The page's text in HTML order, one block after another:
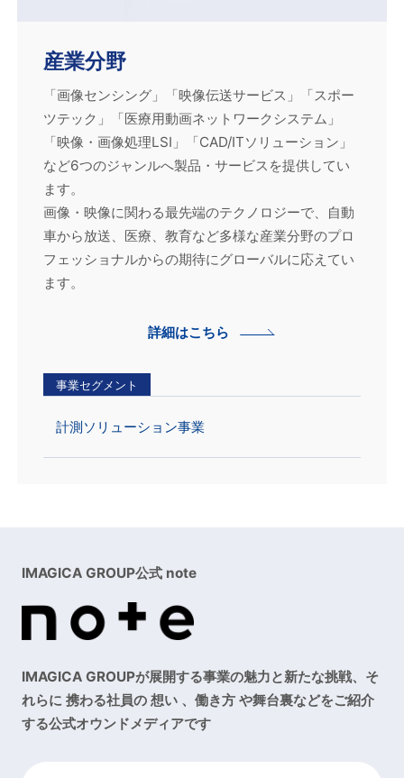
産業分野
「画像センシング」「映像伝送サービス」「スポー
ツテック」「医療用動画ネットワークシステム」
「映像・画像処理LSI」「CAD/ITソリューション」
など6つのジャンルへ製品・サービスを提供してい
ます。
画像・映像に関わる最先端のテクノロジーで、自動
車から放送、医療、教育など多様な産業分野のプロ
フェッショナルからの期待にグローバルに応えてい
ます。
詳細はこちら
事業セグメント
計測ソリューション事業
IMAGICA GROUP公式 note
IMAGICA GROUPが展開する事業の魅力と新たな挑戦、そ
れらに 携わる社員の 想い 、働き方 や舞台裏などをご紹介
する公式オウンドメディアです